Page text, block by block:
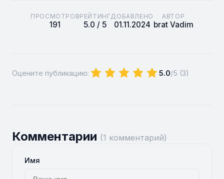
ПРОСМОТРОВ
191
РЕЙТИНГ
5.0 / 5
ДОБАВЛЕНО
01.11.2024
АВТОР
brat Vadim
Оцените публикацию: 5.0/5 (3)
Комментарии (1 комментарий)
Имя